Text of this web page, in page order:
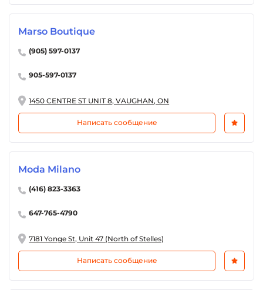
Marso Boutique
(905) 597-0137
905-597-0137
1450 CENTRE ST UNIT 8, VAUGHAN, ON
Написать сообщение
Moda Milano
(416) 823-3363
647-765-4790
7181 Yonge St, Unit 47 (North of Stelles)
Написать сообщение